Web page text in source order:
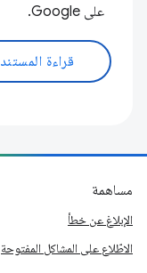
على Google.
قراءة المستند
مساهمة
الإبلاغ عن خطأ
الاطّلاع على المشاكل المفتوحة